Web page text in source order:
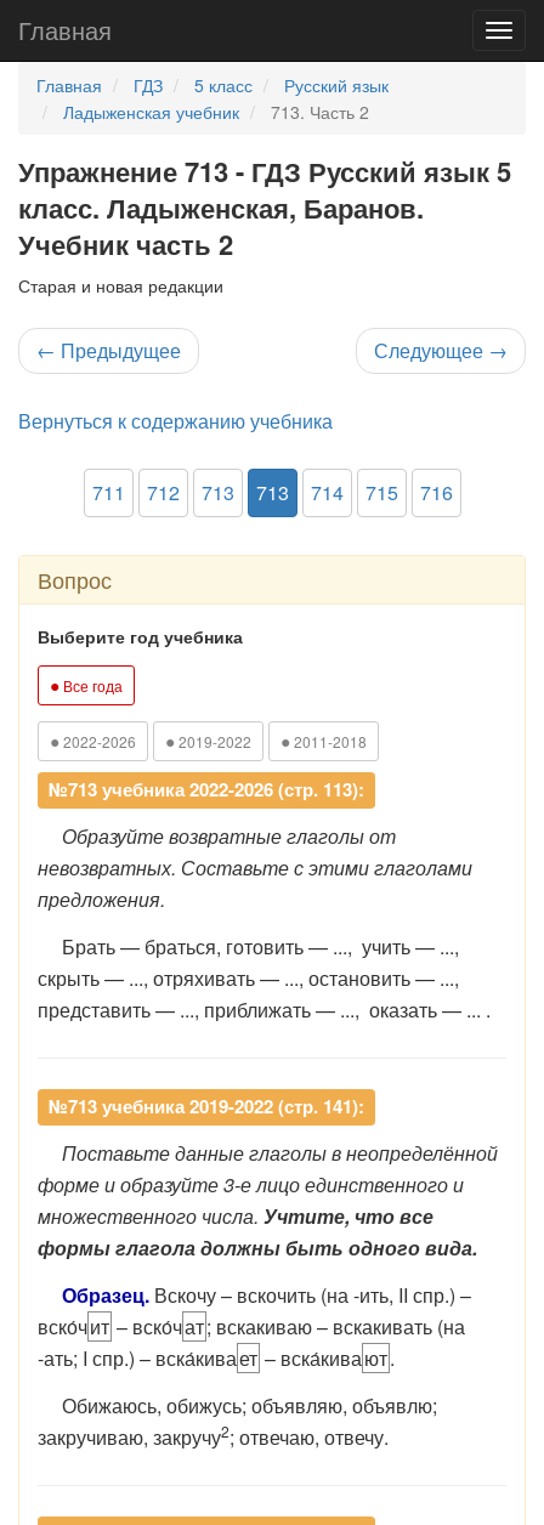
Главная
Главная ГДЗ 5 класс
Русский язык
Ладыженская учебник
713. Часть 2
Упражнение 713 - ГДЗ Русский язык 5
класс. Ладыженская, Баранов.
Учебник часть 2
Старая и новая редакции
← Предыдущее Следующее →
Вернуться к содержанию учебника
711 712 713 713 714 715 716
Вопрос
Выберите год учебника
● Все года
● 2022-2026 ● 2019-2022 ● 2011-2018
№713 учебника 2022-2026 (стр. 113):
Образуйте возвратные глаголы от
невозвратных. Составьте с этими глаголами
предложения.
Брать — браться, готовить — ..., учить — ...,
скрыть — ..., отряхивать — ..., остановить — ...,
представить — ..., приближать — ..., оказать — ... .
№713 учебника 2019-2022 (стр. 141):
Поставьте данные глаголы в неопределённой
форме и образуйте 3-е лицо единственного и
множественного числа. Учтите, что все
формы глагола должны быть одного вида.
Образец. Вскочу – вскочить (на -ить, II спр.) –
вско́чит – вско́чат; вскакиваю – вскакивать (на
-ать; I спр.) – вска́кивает – вска́кивают.
Обижаюсь, обижусь; объявляю, объявлю;
закручиваю, закручу2; отвечаю, отвечу.